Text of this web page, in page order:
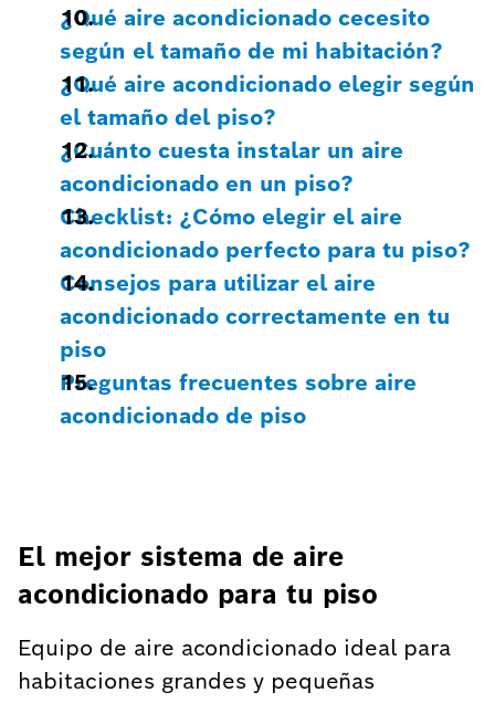
¿Qué aire acondicionado cecesito
según el tamaño de mi habitación?
¿Qué aire acondicionado elegir según
el tamaño del piso?
¿Cuánto cuesta instalar un aire
acondicionado en un piso?
Checklist: ¿Cómo elegir el aire
acondicionado perfecto para tu piso?
Consejos para utilizar el aire
acondicionado correctamente en tu
piso
Preguntas frecuentes sobre aire
acondicionado de piso
El mejor sistema de aire
acondicionado para tu piso
Equipo de aire acondicionado ideal para
habitaciones grandes y pequeñas